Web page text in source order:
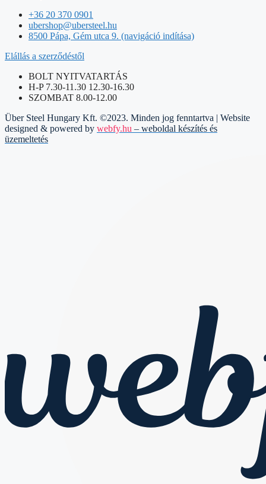
+36 20 370 0901
ubershop@ubersteel.hu
8500 Pápa, Gém utca 9. (navigáció indítása)
Elállás a szerződéstől
BOLT NYITVATARTÁS
H-P 7.30-11.30 12.30-16.30
SZOMBAT 8.00-12.00
Über Steel Hungary Kft. ©2023. Minden jog fenntartva | Website
designed & powered by webfy.hu – weboldal készítés és
üzemeltetés